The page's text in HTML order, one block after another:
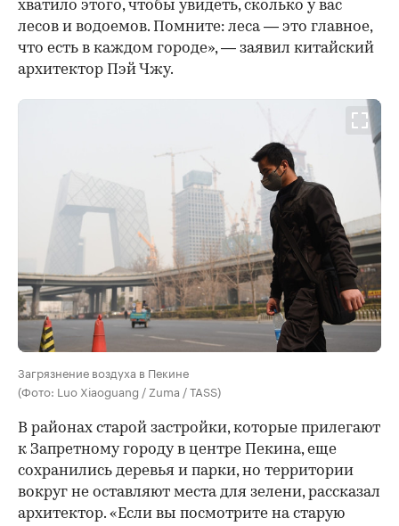
хватило этого, чтобы увидеть, сколько у вас
лесов и водоемов. Помните: леса — это главное,
что есть в каждом городе», — заявил китайский
архитектор Пэй Чжу.
Загрязнение воздуха в Пекине
(Фото: Luo Xiaoguang / Zuma / TASS)
В районах старой застройки, которые прилегают
к Запретному городу в центре Пекина, еще
сохранились деревья и парки, но территории
вокруг не оставляют места для зелени, рассказал
архитектор. «Если вы посмотрите на старую